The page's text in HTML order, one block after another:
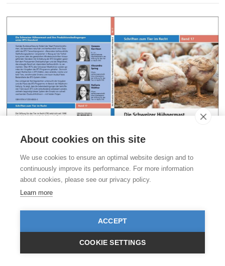
Die Schweizer Hühnermast und ihre Produktionsbedingungen unter
BTS-Standard
Vanessa Gerritsen / Alexandra Spring / Stefanie Walther
Gemäss Bundesverfassung fördert der Staat Produktionsformen, die
besonders naturnah und tierfreundlich sind. Dazu zählt das BTS-
About cookies on this site
We use cookies to ensure an optimal website design and to
continuously improve its performance. For more information
about cookies, please see our privacy policy.
Learn more
ACCEPT
COOKIE SETTINGS